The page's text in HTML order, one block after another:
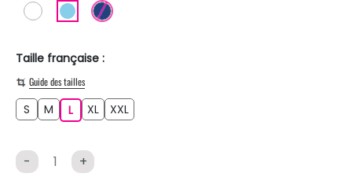
BLANC BLEU CIELBLEU FONCE
Taille française :
Guide des tailles
S M LL XL XXL
- +